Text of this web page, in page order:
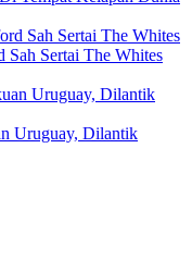
Sah Sertai The Whites
Uruguay, Dilantik